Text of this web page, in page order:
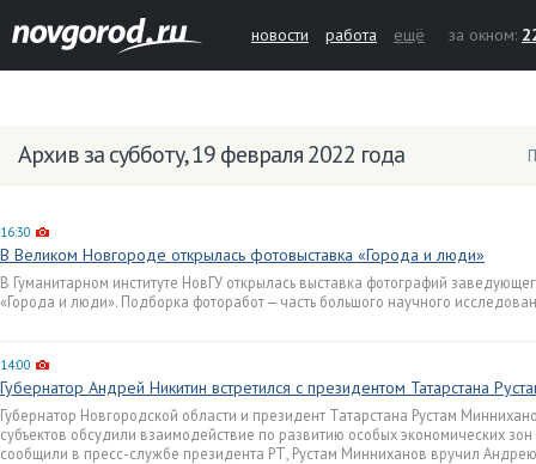
новости работа ещё за окном:
Архив за субботу, 19 февраля 2022 года
16:30
В Великом Новгороде открылась фотовыставка «Города и люди»
В Гуманитарном институте НовГУ открылась выставка фотографий
«Города и люди». Подборка фоторабот — часть большого научного
14:00
Губернатор Андрей Никитин встретился с президентом Татарстана
Губернатор Новгородской области и президент Татарстана Рустам
субъектов обсудили взаимодействие по развитию особых экономических
сообщили в пресс-службе президента РТ, Рустам Минниханов вручил